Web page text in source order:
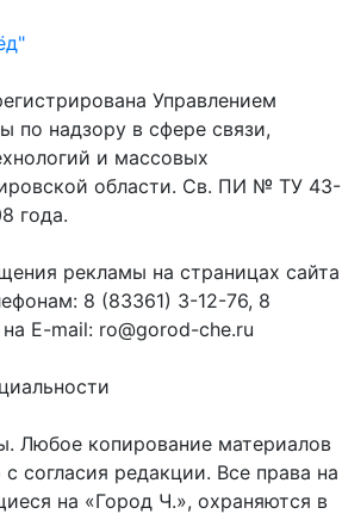
Управлением
по надзору в сфере связи,
и массовых
области. Св. ПИ № ТУ 43-
года.
рекламы на страницах сайта
8 (83361) 3-12-76, 8
E-mail: ro@gorod-che.ru
Любое копирование материалов
согласия редакции. Все права на
на «Город Ч.», охраняются в